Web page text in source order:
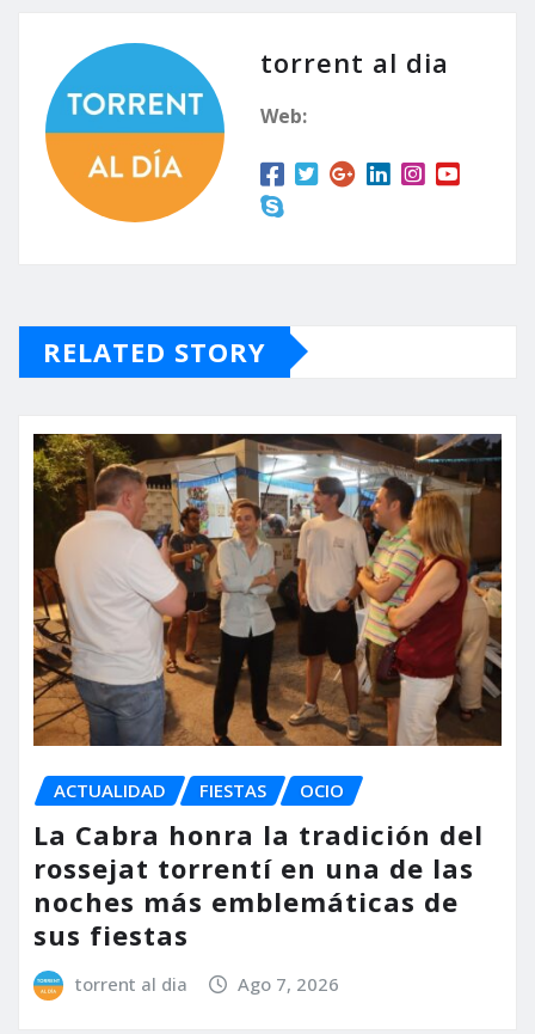
torrent al dia
Web:
RELATED STORY
ACTUALIDAD FIESTAS OCIO
La Cabra honra la tradición del
rossejat torrentí en una de las
noches más emblemáticas de
sus fiestas
torrent al dia Ago 7, 2026